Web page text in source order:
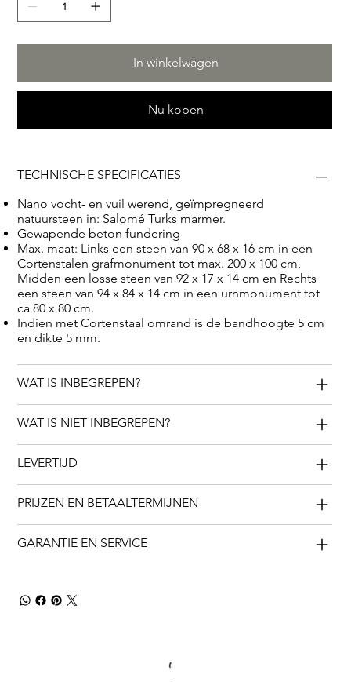
84 x 14 cm in een urnmonument tot ca 80 x 80 cm. RS16
In winkelwagen
Nu kopen
TECHNISCHE SPECIFICATIES
Nano vocht- en vuil werend, geïmpregneerd
natuursteen in: Salomé Turks marmer.
Gewapende beton fundering
Max. maat: Links een steen van 90 x 68 x 16 cm in een
Cortenstalen grafmonument tot max. 200 x 100 cm,
Midden een losse steen van 92 x 17 x 14 cm en Rechts
een steen van 94 x 84 x 14 cm in een urnmonument tot
ca 80 x 80 cm.
Indien met Cortenstaal omrand is de bandhoogte 5 cm
en dikte 5 mm.
WAT IS INBEGREPEN?
WAT IS NIET INBEGREPEN?
LEVERTIJD
PRIJZEN EN BETAALTERMIJNEN
GARANTIE EN SERVICE